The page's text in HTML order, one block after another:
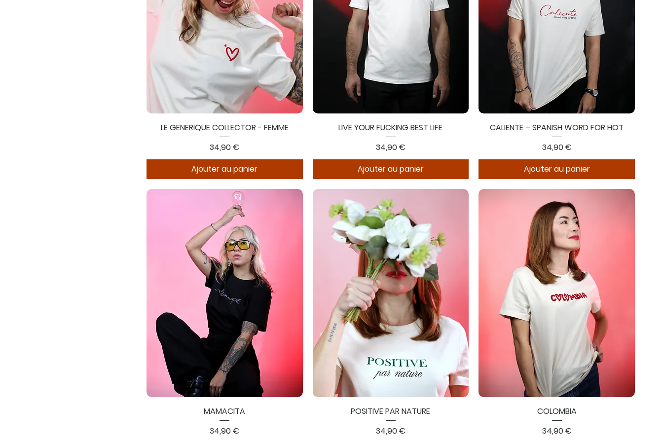
LE GENERIQUE COLLECTOR - FEMME
Prix
34,90 €
Ajouter au panier
LIVE YOUR FUCKING BEST LIFE
Prix
34,90 €
Ajouter au panier
CALIENTE – SPANISH WORD FOR HOT
Prix
34,90 €
Ajouter au panier
MAMACITA
Prix
34,90 €
POSITIVE PAR NATURE
Prix
34,90 €
COLOMBIA
Prix
34,90 €